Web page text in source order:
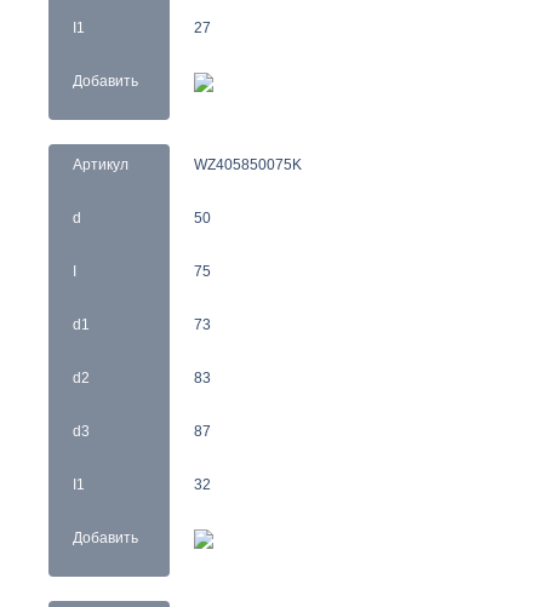
I1
Добавить
27
Артикул
d
d1
d2
d3
I1
Добавить
WZ405850075K
50
75
73
83
87
32